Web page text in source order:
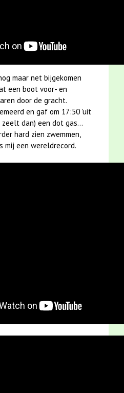
maar net bijgekomen
een boot voor- en
door de gracht.
en gaf om 17:50 'uit
dan) een dot gas...
hard zien zwemmen,
mij een wereldrecord.